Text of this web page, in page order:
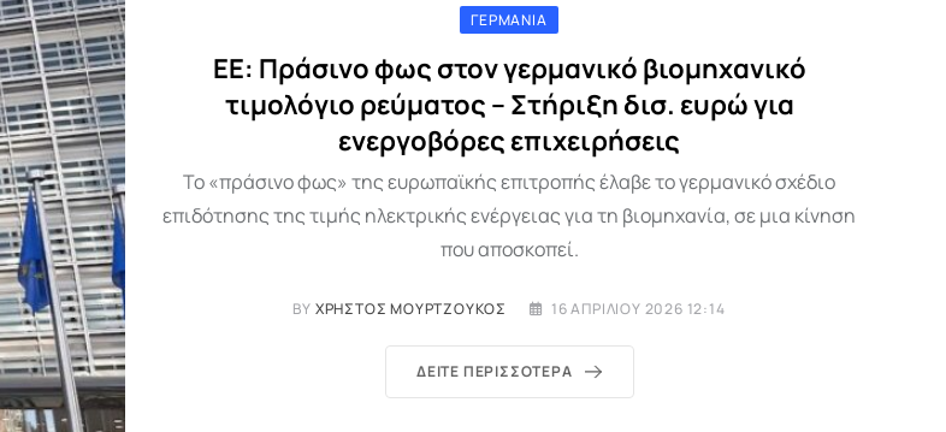
ΓΕΡΜΑΝΊΑ
ΕΕ: Πράσινο φως στον γερμανικό βιομηχανικό
τιμολόγιο ρεύματος – Στήριξη δισ. ευρώ για
ενεργοβόρες επιχειρήσεις
Το «πράσινο φως» της ευρωπαϊκής επιτροπής έλαβε το γερμανικό σχέδιο
επιδότησης της τιμής ηλεκτρικής ενέργειας για τη βιομηχανία, σε μια κίνηση
που αποσκοπεί.
BY ΧΡΉΣΤΟΣ ΜΟΥΡΤΖΟΎΚΟΣ 16 ΑΠΡΙΛΊΟΥ 2026 12:14
ΔΕΊΤΕ ΠΕΡΙΣΣΌΤΕΡΑ